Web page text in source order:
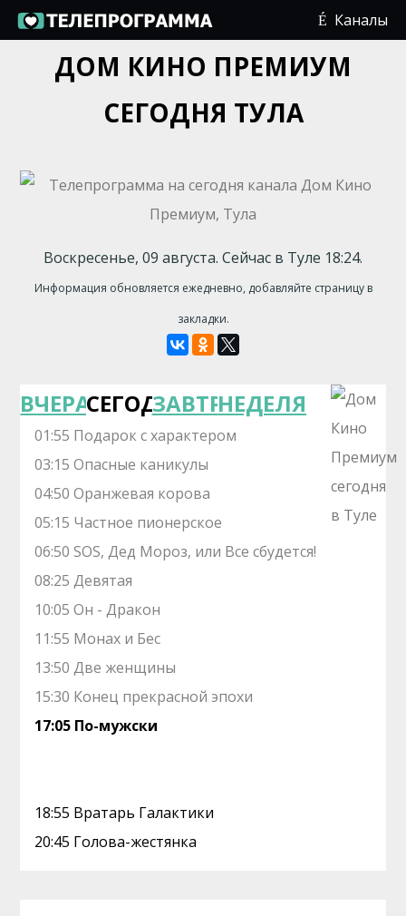
Каналы
ДОМ КИНО ПРЕМИУМ
СЕГОДНЯ ТУЛА
Воскресенье, 09 августа. Сейчас в Туле 18:24.
Информация обновляется ежедневно, добавляйте страницу в
закладки.
ВЧЕРАСЕГОДНЯЗАВТРАНЕДЕЛЯ
01:55 Подарок с характером
03:15 Опасные каникулы
04:50 Оранжевая корова
05:15 Частное пионерское
06:50 SOS, Дед Мороз, или Все сбудется!
08:25 Девятая
10:05 Он - Дракон
11:55 Монах и Бес
13:50 Две женщины
15:30 Конец прекрасной эпохи
17:05 По-мужски
18:55 Вратарь Галактики
20:45 Голова-жестянка